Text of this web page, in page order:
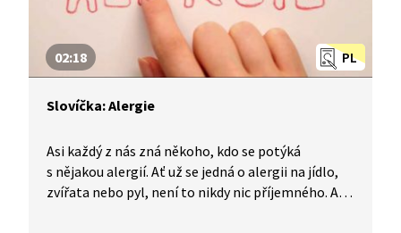
PL
02:18
Slovíčka: Alergie
Asi každý z nás zná někoho, kdo se potýká
s nějakou alergií. Ať už se jedná o alergii na jídlo,
zvířata nebo pyl, není to nikdy nic příjemného. Ale